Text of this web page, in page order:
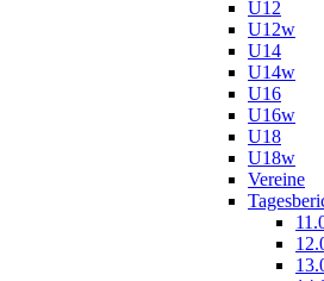
U12
U12w
U14
U14w
U16
U16w
U18
U18w
Vereine